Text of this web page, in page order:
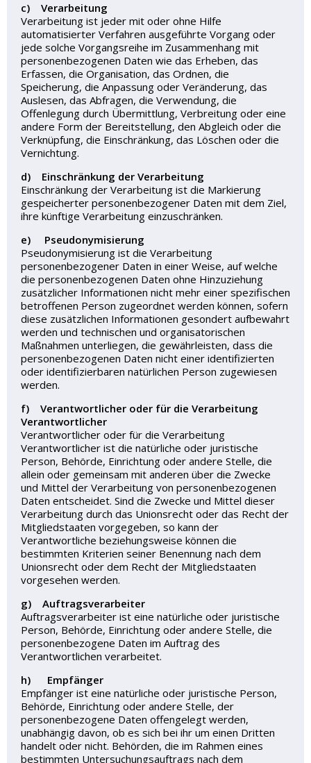
c) Verarbeitung
Verarbeitung ist jeder mit oder ohne Hilfe
automatisierter Verfahren ausgeführte Vorgang oder
jede solche Vorgangsreihe im Zusammenhang mit
personenbezogenen Daten wie das Erheben, das
Erfassen, die Organisation, das Ordnen, die
Speicherung, die Anpassung oder Veränderung, das
Auslesen, das Abfragen, die Verwendung, die
Offenlegung durch Übermittlung, Verbreitung oder eine
andere Form der Bereitstellung, den Abgleich oder die
Verknüpfung, die Einschränkung, das Löschen oder die
Vernichtung.
d) Einschränkung der Verarbeitung
Einschränkung der Verarbeitung ist die Markierung
gespeicherter personenbezogener Daten mit dem Ziel,
ihre künftige Verarbeitung einzuschränken.
e) Pseudonymisierung
Pseudonymisierung ist die Verarbeitung
personenbezogener Daten in einer Weise, auf welche
die personenbezogenen Daten ohne Hinzuziehung
zusätzlicher Informationen nicht mehr einer spezifischen
betroffenen Person zugeordnet werden können, sofern
diese zusätzlichen Informationen gesondert aufbewahrt
werden und technischen und organisatorischen
Maßnahmen unterliegen, die gewährleisten, dass die
personenbezogenen Daten nicht einer identifizierten
oder identifizierbaren natürlichen Person zugewiesen
werden.
f) Verantwortlicher oder für die Verarbeitung
Verantwortlicher
Verantwortlicher oder für die Verarbeitung
Verantwortlicher ist die natürliche oder juristische
Person, Behörde, Einrichtung oder andere Stelle, die
allein oder gemeinsam mit anderen über die Zwecke
und Mittel der Verarbeitung von personenbezogenen
Daten entscheidet. Sind die Zwecke und Mittel dieser
Verarbeitung durch das Unionsrecht oder das Recht der
Mitgliedstaaten vorgegeben, so kann der
Verantwortliche beziehungsweise können die
bestimmten Kriterien seiner Benennung nach dem
Unionsrecht oder dem Recht der Mitgliedstaaten
vorgesehen werden.
g) Auftragsverarbeiter
Auftragsverarbeiter ist eine natürliche oder juristische
Person, Behörde, Einrichtung oder andere Stelle, die
personenbezogene Daten im Auftrag des
Verantwortlichen verarbeitet.
h) Empfänger
Empfänger ist eine natürliche oder juristische Person,
Behörde, Einrichtung oder andere Stelle, der
personenbezogene Daten offengelegt werden,
unabhängig davon, ob es sich bei ihr um einen Dritten
handelt oder nicht. Behörden, die im Rahmen eines
bestimmten Untersuchungsauftrags nach dem